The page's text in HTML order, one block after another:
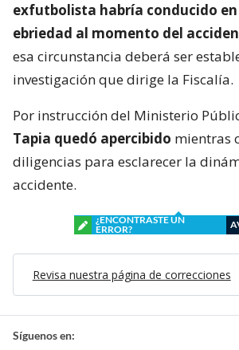
exfutbolista habría conducido
ebriedad al momento del
esa circunstancia deberá ser
investigación que dirige la Fiscalía.
Por instrucción del Ministerio
Tapia quedó apercibido mientras
diligencias para esclarecer la
accidente.
¿ENCONTRASTE UN
ERROR?
Revisa nuestra página de correcciones
Síguenos en: